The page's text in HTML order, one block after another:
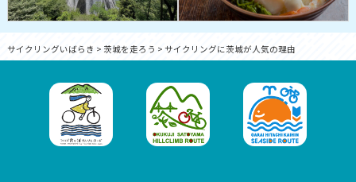
サイクリングいばらき > 茨城を走ろう > サイクリングに茨城が人気の理由